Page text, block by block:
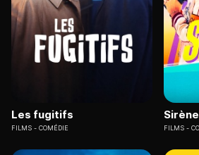
Les fugitifs
FILMS COMÉDIE FILMS